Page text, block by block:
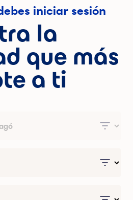
iniciar sesión
la
que más
a ti